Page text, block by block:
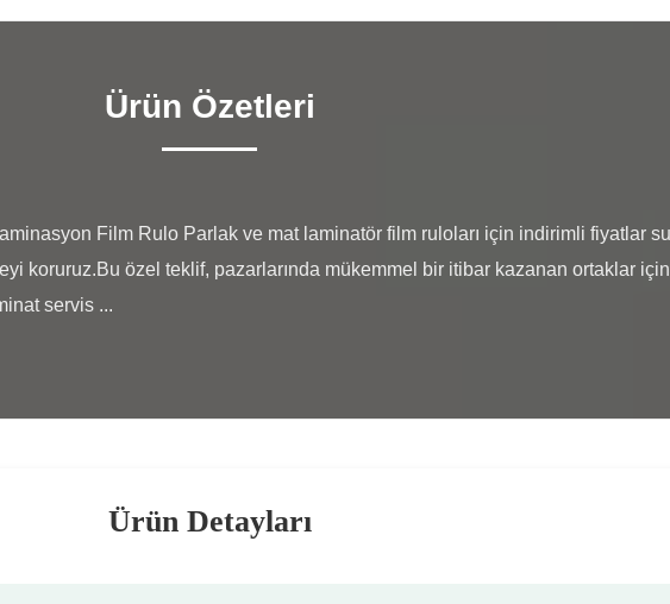
Ürün Özetleri
koruruz.Bu özel teklif, pazarlarında mükemmel bir itibar kazanan ortaklar için
servis ...
Ürün Detayları